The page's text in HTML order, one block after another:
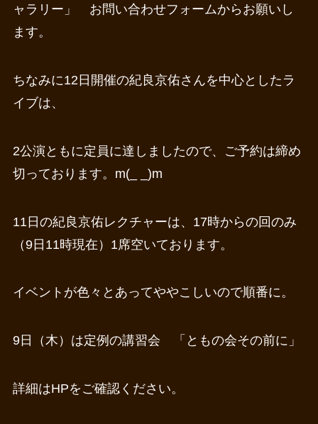
ャラリー」 お問い合わせフォームからお願いし
ます。
ちなみに12日開催の紀良京佑さんを中心としたラ
イブは、
2公演ともに定員に達しましたので、ご予約は締め
切っております。m(_ _)m
11日の紀良京佑レクチャーは、17時からの回のみ
（9日11時現在）1席空いております。
イベントが色々とあってややこしいので順番に。
9日（木）は定例の講習会 「ともの会その前に」
詳細はHPをご確認ください。